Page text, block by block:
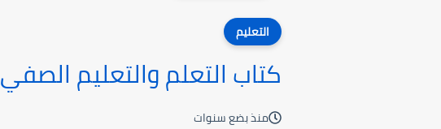
التعليم
كتاب التعلم والتعليم الصفي
منذ بضع سنوات